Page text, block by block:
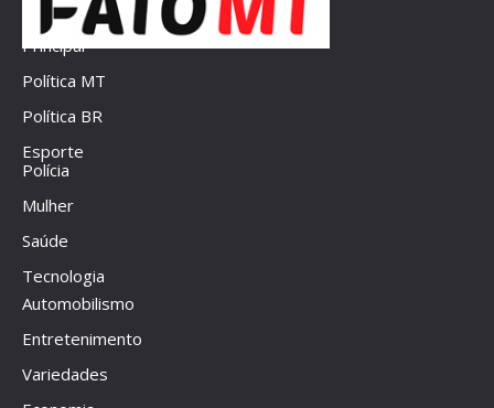
Principal
Política MT
Política BR
Esporte
Polícia
Mulher
Saúde
Tecnologia
Automobilismo
Entretenimento
Variedades